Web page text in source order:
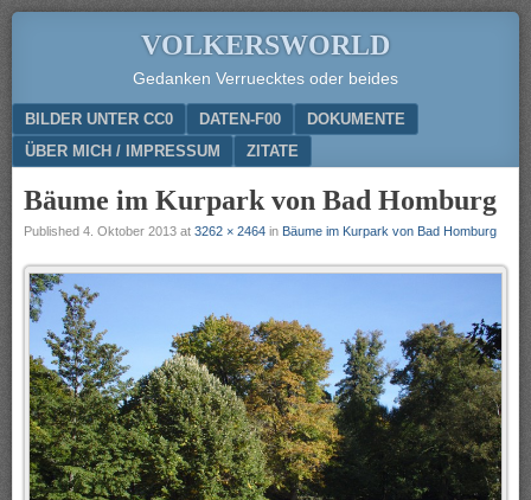
VOLKERSWORLD
Gedanken Verruecktes oder beides
Menu
SKIP TO CONTENT
BILDER UNTER CC0 DATEN-F00
DOKUMENTE
ÜBER MICH / IMPRESSUM
ZITATE
Bäume im Kurpark von Bad Homburg
Published 4. Oktober 2013 at 3262 × 2464 in Bäume im Kurpark von Bad Homburg